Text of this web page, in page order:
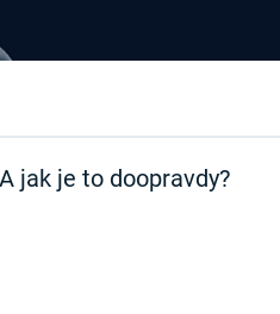
jak je to doopravdy?